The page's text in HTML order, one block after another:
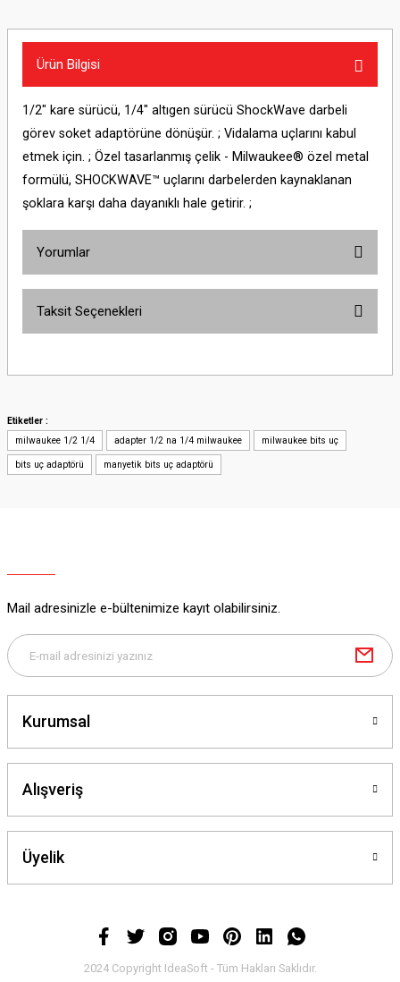
Ürün Bilgisi
1/2" kare sürücü, 1/4" altıgen sürücü ShockWave darbeli
görev soket adaptörüne dönüşür. ; Vidalama uçlarını kabul
etmek için. ; Özel tasarlanmış çelik - Milwaukee® özel metal
formülü, SHOCKWAVE™ uçlarını darbelerden kaynaklanan
şoklara karşı daha dayanıklı hale getirir. ;
Yorumlar
Yorum Yaz
Taksit Seçenekleri
Etiketler :
milwaukee 1/2 1/4
adapter 1/2 na 1/4 milwaukee milwaukee bits uç
bits uç adaptörü manyetik bits uç adaptörü
Mail adresinizle e-bültenimize kayıt olabilirsiniz.
Kurumsal
Alışveriş
Üyelik
2024 Copyright IdeaSoft - Tüm Hakları Saklıdır.